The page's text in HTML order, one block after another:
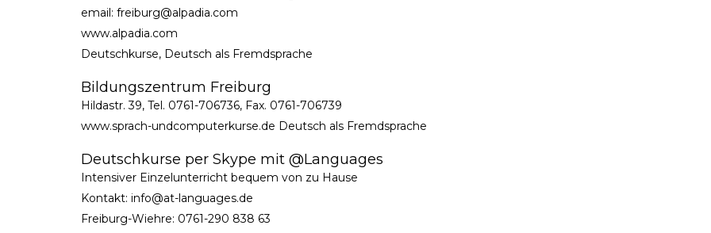
email: freiburg@alpadia.com
www.alpadia.com
Deutschkurse, Deutsch als Fremdsprache
Bildungszentrum Freiburg
Hildastr. 39, Tel. 0761-706736, Fax. 0761-706739
www.sprach-undcomputerkurse.de Deutsch als Fremdsprache
Deutschkurse per Skype mit @Languages
Intensiver Einzelunterricht bequem von zu Hause
Kontakt: info@at-languages.de
Freiburg-Wiehre: 0761-290 838 63